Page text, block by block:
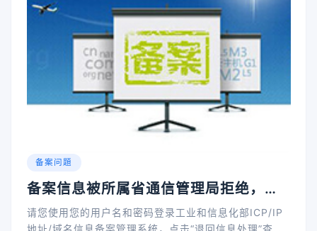
备案问題
备案信息被所属省通信管理局拒绝，怎
么办?
请您使用您的用户名和密码登录工业和信息化部ICP/IP